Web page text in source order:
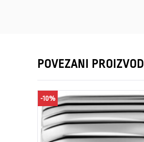
POVEZANI PROIZVODI
-10%